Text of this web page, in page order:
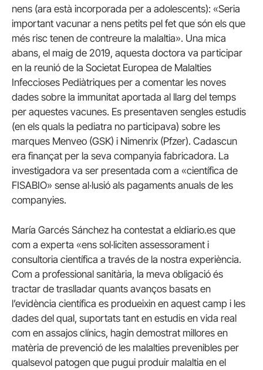
nens (ara està incorporada per a adolescents): «Seria
important vacunar a nens petits pel fet que són els que
més risc tenen de contreure la malaltia». Una mica
abans, el maig de 2019, aquesta doctora va participar
en la reunió de la Societat Europea de Malalties
Infeccioses Pediàtriques per a comentar les noves
dades sobre la immunitat aportada al llarg del temps
per aquestes vacunes. Es presentaven sengles estudis
(en els quals la pediatra no participava) sobre les
marques Menveo (GSK) i Nimenrix (Pfzer). Cadascun
era finançat per la seva companyia fabricadora. La
investigadora va ser presentada com a «científica de
FISABIO» sense al·lusió als pagaments anuals de les
companyies.
María Garcés Sánchez ha contestat a eldiario.es que
com a experta «ens sol·liciten assessorament i
consultoria científica a través de la nostra experiència.
Com a professional sanitària, la meva obligació és
tractar de traslladar quants avanços basats en
l’evidència científica es produeixin en aquest camp i les
dades del qual, suportats tant en estudis en vida real
com en assajos clínics, hagin demostrat millores en
matèria de prevenció de les malalties prevenibles per
qualsevol patogen que pugui produir malaltia en el